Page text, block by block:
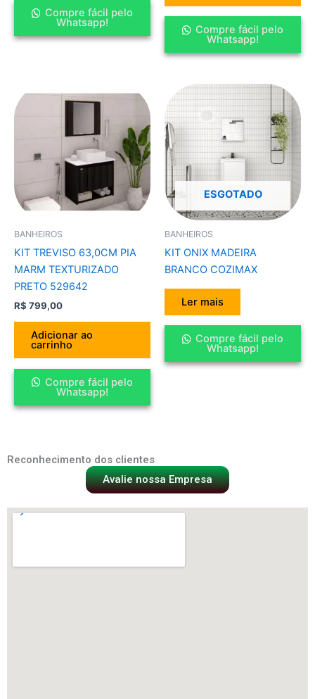
Compre fácil pelo
Whatsapp!
Compre fácil pelo
Whatsapp!
BANHEIROS
KIT TREVISO 63,0CM PIA
MARM TEXTURIZADO
PRETO 529642
R$ 799,00
Adicionar ao
carrinho
Compre fácil pelo
Whatsapp!
ESGOTADO
BANHEIROS
KIT ONIX MADEIRA
BRANCO COZIMAX
Ler mais
Compre fácil pelo
Whatsapp!
Reconhecimento dos clientes
Avalie nossa Empresa